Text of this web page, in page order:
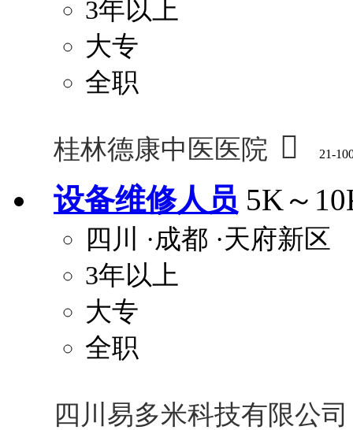
3年以上
大专
全职
桂林德康中医医院  21-
设备维修人员 5K～
四川 ·成都 ·天府新区
3年以上
大专
全职
四川易多米科技有限公司